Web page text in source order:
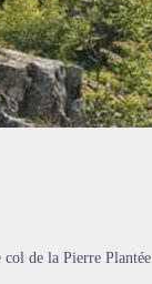
col de la Pierre Plantée